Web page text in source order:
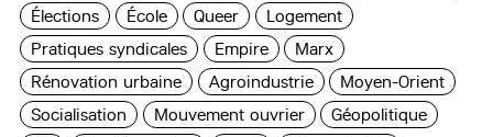
Élections
École Queer
Logement
Pratiques syndicales
Empire
Marx
Rénovation urbaine
Agroindustrie
Moyen-Orient
Socialisation
Mouvement ouvrier
Géopolitique